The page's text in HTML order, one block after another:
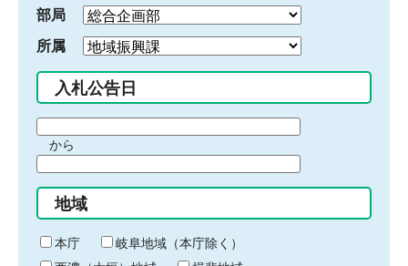
部局
所属
入札公告日
間
始
り
から
間
終
わ
り
地域
本庁
岐阜地域（本庁除く）